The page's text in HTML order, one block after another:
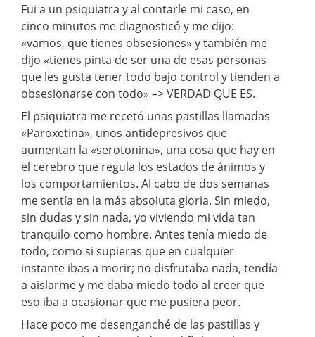
Fui a un psiquiatra y al contarle mi caso, en
cinco minutos me diagnosticó y me dijo:
«vamos, que tienes obsesiones» y también me
dijo «tienes pinta de ser una de esas personas
que les gusta tener todo bajo control y tienden a
obsesionarse con todo» –> VERDAD QUE ES.
El psiquiatra me recetó unas pastillas llamadas
«Paroxetina», unos antidepresivos que
aumentan la «serotonina», una cosa que hay en
el cerebro que regula los estados de ánimos y
los comportamientos. Al cabo de dos semanas
me sentía en la más absoluta gloria. Sin miedo,
sin dudas y sin nada, yo viviendo mi vida tan
tranquilo como hombre. Antes tenía miedo de
todo, como si supieras que en cualquier
instante ibas a morir; no disfrutaba nada, tendía
a aislarme y me daba miedo todo al creer que
eso iba a ocasionar que me pusiera peor.
Hace poco me desenganché de las pastillas y